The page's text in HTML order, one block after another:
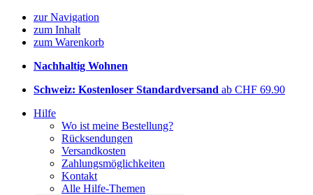
zur Navigation
zum Inhalt
zum Warenkorb
Nachhaltig Wohnen
Schweiz: Kostenloser Standardversand ab CHF 69.90
Hilfe
Wo ist meine Bestellung?
Rücksendungen
Versandkosten
Zahlungsmöglichkeiten
Kontakt
Alle Hilfe-Themen